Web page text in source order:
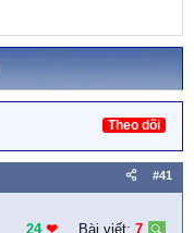
Theo dõi
#41
24 ❤︎ Bài viết: 7